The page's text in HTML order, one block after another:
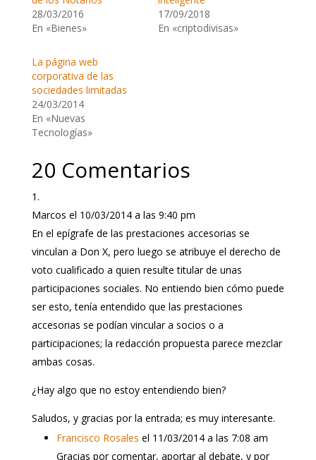
28/03/2016
En «Bienes»
17/09/2018
En «criptodivisas»
La página web
corporativa de las
sociedades limitadas
24/03/2014
En «Nuevas
Tecnologías»
20 Comentarios
Marcos el 10/03/2014 a las 9:40 pm
En el epígrafe de las prestaciones accesorias se
vinculan a Don X, pero luego se atribuye el derecho de
voto cualificado a quien resulte titular de unas
participaciones sociales. No entiendo bien cómo puede
ser esto, tenía entendido que las prestaciones
accesorias se podían vincular a socios o a
participaciones; la redacción propuesta parece mezclar
ambas cosas.
¿Hay algo que no estoy entendiendo bien?
Saludos, y gracias por la entrada; es muy interesante.
Francisco Rosales el 11/03/2014 a las 7:08 am
Gracias por comentar, aportar al debate, y por